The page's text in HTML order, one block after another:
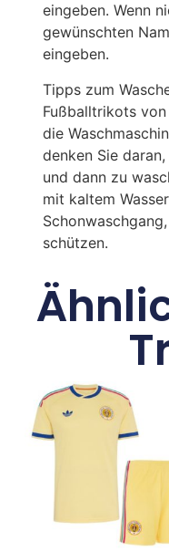
eingeben. Wenn
gewünschten
eingeben.
Tipps zum
Fußballtrikots von
die
denken Sie
und dann zu
mit kaltem
schützen.